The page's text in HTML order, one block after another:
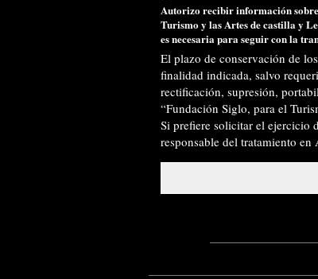
Autorizo recibir información
Turismo y las Artes de castilla y
es necesaria para seguir con la
El plazo de conservación de
finalidad indicada, salvo
rectificación, supresión,
“Fundación Siglo, para el
Si prefiere solicitar el ejercicio
responsable del tratamiento